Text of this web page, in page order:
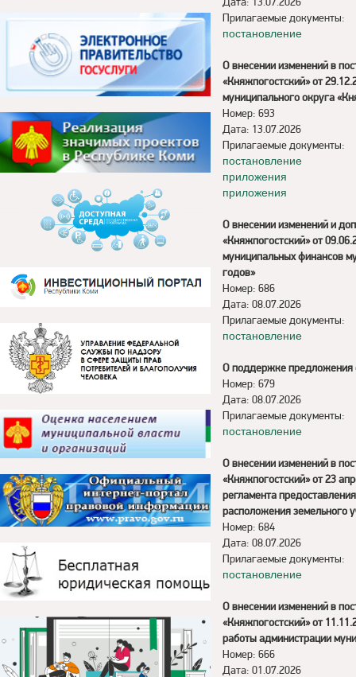
Прилагаемые документы:
постановление
О внесении изменений в
«Княжпогостский» от
муниципального округа
Номер: 693
Дата: 13.07.2026
Прилагаемые документы:
постановление
приложения
приложения
О внесении изменений и
«Княжпогостский» от
муниципальных финансов
годов»
Номер: 686
Дата: 08.07.2026
Прилагаемые документы:
постановление
О поддержке предложения
Номер: 679
Дата: 08.07.2026
Прилагаемые документы:
постановление
О внесении изменений в
«Княжпогостский» от 23
регламента
расположения земельного
Номер: 684
Дата: 08.07.2026
Прилагаемые документы:
постановление
О внесении изменений в
«Княжпогостский» от
работы администрации
Номер: 666
Дата: 01.07.2026